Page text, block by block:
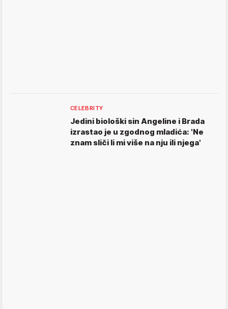
CELEBRITY
Jedini biološki sin Angeline i Brada
izrastao je u zgodnog mladića: 'Ne
znam sliči li mi više na nju ili njega'